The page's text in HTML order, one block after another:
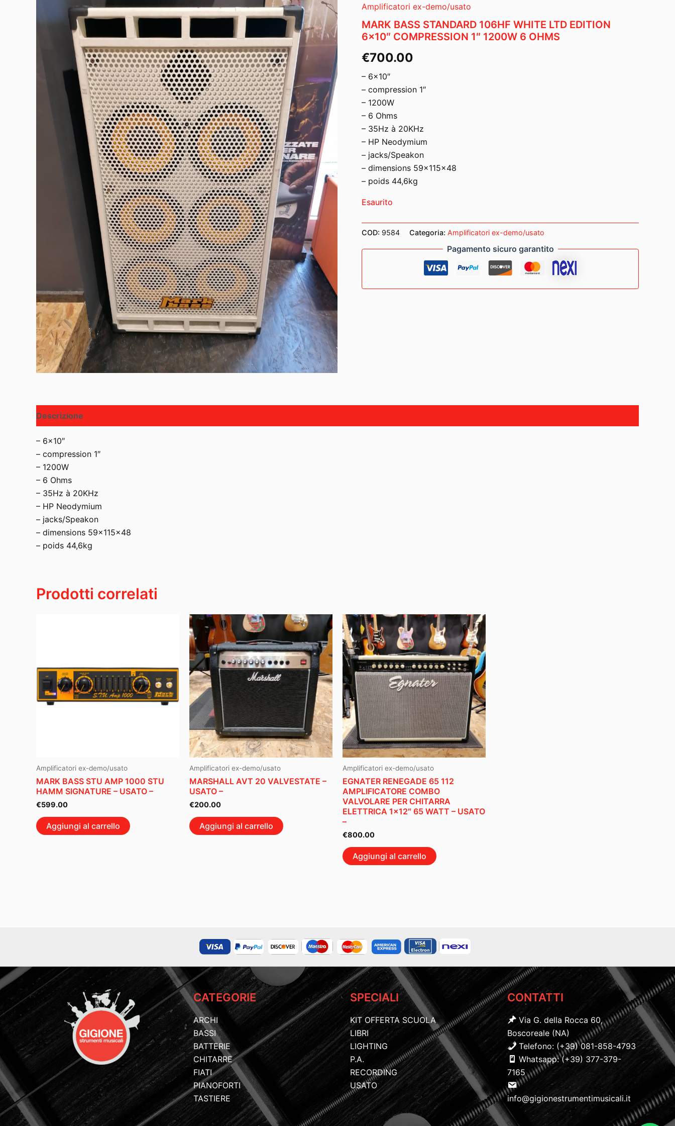
Amplificatori ex-demo/usato
MARK BASS STANDARD 106HF WHITE LTD EDITION
6×10″ COMPRESSION 1″ 1200W 6 OHMS
€700.00
– 6×10″
– compression 1″
– 1200W
– 6 Ohms
– 35Hz à 20KHz
– HP Neodymium
– jacks/Speakon
– dimensions 59x115x48
– poids 44,6kg
Esaurito
COD: 9584 Categoria: Amplificatori ex-demo/usato
Pagamento sicuro garantito
Descrizione
– 6×10″
– compression 1″
– 1200W
– 6 Ohms
– 35Hz à 20KHz
– HP Neodymium
– jacks/Speakon
– dimensions 59x115x48
– poids 44,6kg
Prodotti correlati
Amplificatori ex-demo/usato
MARK BASS STU AMP 1000 STU
HAMM SIGNATURE – USATO –
€599.00
Aggiungi al carrello
Amplificatori ex-demo/usato
MARSHALL AVT 20 VALVESTATE –
USATO –
€200.00
Aggiungi al carrello
Amplificatori ex-demo/usato
EGNATER RENEGADE 65 112
AMPLIFICATORE COMBO
VALVOLARE PER CHITARRA
ELETTRICA 1×12″ 65 WATT – USATO
–
€800.00
Aggiungi al carrello
CATEGORIE
ARCHI
BASSI
BATTERIE
CHITARRE
FIATI
PIANOFORTI
TASTIERE
SPECIALI
KIT OFFERTA SCUOLA
LIBRI
LIGHTING
P.A.
RECORDING
USATO
CONTATTI
Via G. della Rocca 60,
Boscoreale (NA)
Telefono: (+39) 081-858-4793
Whatsapp: (+39) 377-379-
7165
info@gigionestrumentimusicali.it